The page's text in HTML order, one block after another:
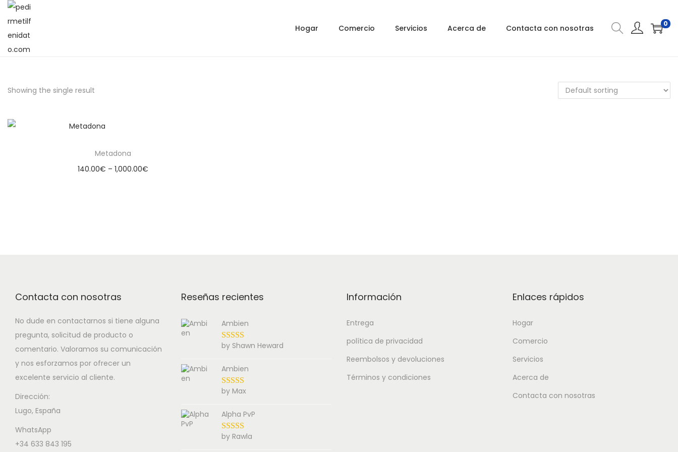
Hogar Comercio Servicios Acerca de Contacta con nosotras 0
Showing the single result
Metadona
140.00€ – 1,000.00€
Contacta con nosotras
No dude en contactarnos si tiene alguna
pregunta, solicitud de producto o
comentario. Valoramos su comunicación
y nos esforzamos por ofrecer un
excelente servicio al cliente.
Dirección:
Lugo, España
WhatsApp
+34 633 843 195
Reseñas recientes
Ambien
by Shawn Heward
Ambien
by Max
Alpha PvP
by Rawla
Información
Entrega
política de privacidad
Reembolsos y devoluciones
Términos y condiciones
Enlaces rápidos
Hogar
Comercio
Servicios
Acerca de
Contacta con nosotras